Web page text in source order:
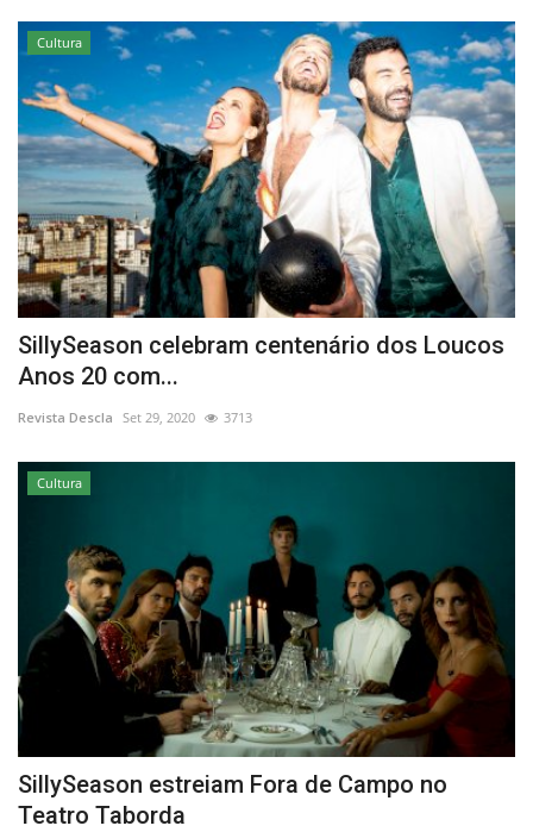
Cultura
SillySeason celebram centenário dos Loucos
Anos 20 com...
Revista Descla Set 29, 2020 3713
Cultura
SillySeason estreiam Fora de Campo no
Teatro Taborda